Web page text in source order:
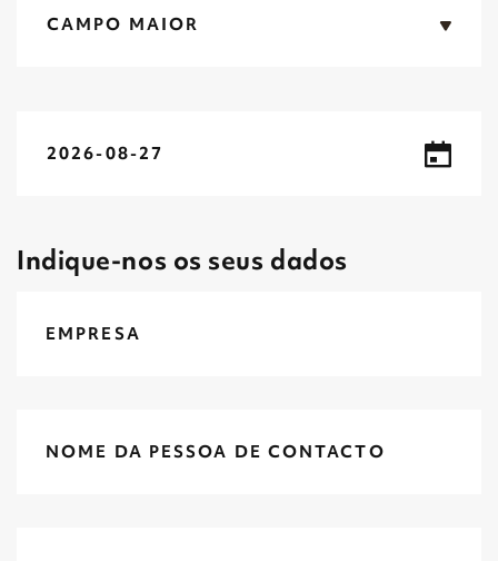
CAMPO MAIOR
2026-08-27
Indique-nos os seus dados